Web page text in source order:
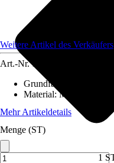
Weitere Artikel des Verkäufers
Art.-Nr. 12583988
Grundfarbe
Material:Metall, Acryl
Mehr Artikeldetails
Menge (ST)
1